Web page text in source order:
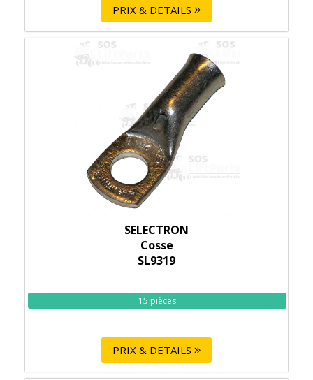
PRIX & DETAILS
SELECTRON
Cosse
SL9319
15 pièces
PRIX & DETAILS